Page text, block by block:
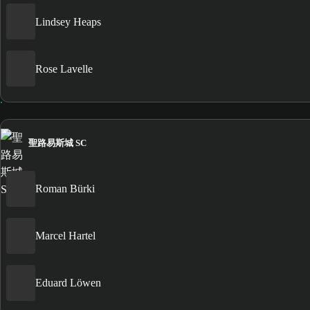
Lindsey Heaps
Rose Lavelle
聖路易斯城 SC
Roman Bürki
Marcel Hartel
Eduard Löwen